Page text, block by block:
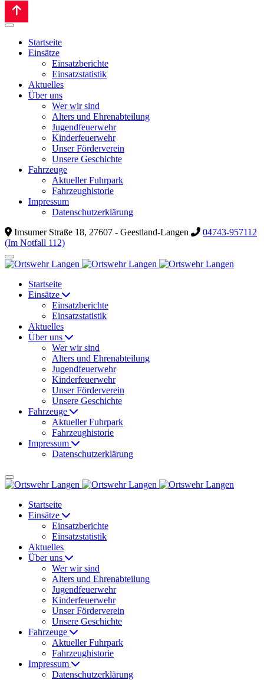
Startseite
Einsätze
Einsatzberichte
Einsatzstatistik
Aktuelles
Über uns
Wer wir sind
Alters und Ehrenabteilung
Jugendfeuerwehr
Kinderfeuerwehr
Unser Förderverein
Unsere Geschichte
Fahrzeuge
Aktueller Fuhrpark
Fahrzeughistorie
Impressum
Datenschutzerklärung
Imsumer Straße 18, 27607 - Geestland-Langen
04743-957112
(Im Notfall 112)
Startseite
Einsätze
Einsatzberichte
Einsatzstatistik
Aktuelles
Über uns
Wer wir sind
Alters und Ehrenabteilung
Jugendfeuerwehr
Kinderfeuerwehr
Unser Förderverein
Unsere Geschichte
Fahrzeuge
Aktueller Fuhrpark
Fahrzeughistorie
Impressum
Datenschutzerklärung
Startseite
Einsätze
Einsatzberichte
Einsatzstatistik
Aktuelles
Über uns
Wer wir sind
Alters und Ehrenabteilung
Jugendfeuerwehr
Kinderfeuerwehr
Unser Förderverein
Unsere Geschichte
Fahrzeuge
Aktueller Fuhrpark
Fahrzeughistorie
Impressum
Datenschutzerklärung